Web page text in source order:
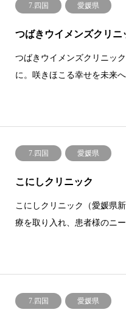
7.四国 愛媛県
つばきウイメンズクリニ
つばきウイメンズクリニッ
に。咲きほこる幸せを未来
7.四国 愛媛県
こにしクリニック
こにしクリニック（愛媛県
療を取り入れ、患者様のニ
7.四国 愛媛県